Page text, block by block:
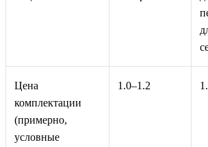
Цена
комплектации
(примерно,
условные
1.0–1.2